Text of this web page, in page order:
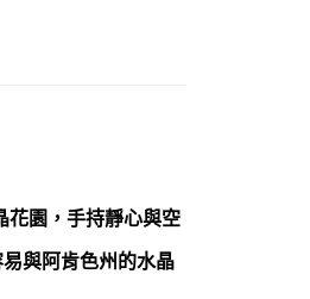
花園，手持靜心與空
與阿肯色州的水晶